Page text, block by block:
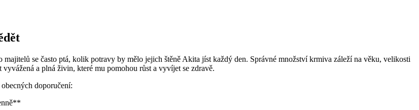
se často ptá, kolik potravy by mělo jejich štěně Akita jíst každý den. Správné množství krmiva záleží na věku, velikosti
a plná živin, které mu pomohou růst a vyvíjet se zdravě.
doporučení: